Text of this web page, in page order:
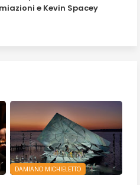
e Kevin Spacey
DAMIANO MICHIELETTO